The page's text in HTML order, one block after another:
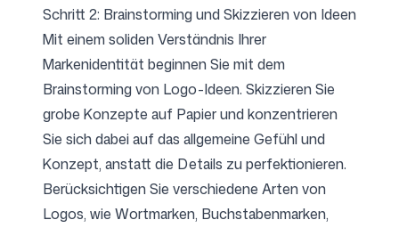
Schritt 2: Brainstorming und Skizzieren von Ideen
Mit einem soliden Verständnis Ihrer
Markenidentität beginnen Sie mit dem
Brainstorming von Logo-Ideen. Skizzieren Sie
grobe Konzepte auf Papier und konzentrieren
Sie sich dabei auf das allgemeine Gefühl und
Konzept, anstatt die Details zu perfektionieren.
Berücksichtigen Sie verschiedene Arten von
Logos, wie Wortmarken, Buchstabenmarken,